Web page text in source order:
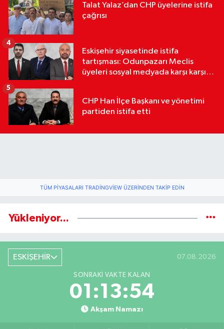
Talat Yalaz’dan CHP üyelerine istifa
çağrısı
Eskişehir siyasetinde istifa
tartışması: Odunpazarı Meclis
üyeleri sosyal medyada karşı karşıya
4
CHP Han İlçe Başkanı ve yönetimi
partiden istifa etti
5
TÜM PIYASALARI TRADINGVIEW ÜZERINDEN TAKIP EDIN
Yükleniyor...
ESKİŞEHİR 07.08.2026
SONRAKI VAKTE KALAN
01:13:54
Akşam Namazı